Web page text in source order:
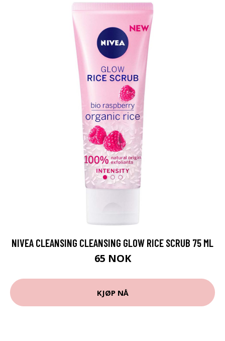
NIVEA CLEANSING CLEANSING GLOW RICE SCRUB 75 ML
65 NOK
KJØP NÅ